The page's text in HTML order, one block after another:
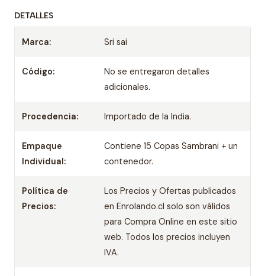
DETALLES
Marca: Sri sai
Código:
No se entregaron detalles
adicionales.
Procedencia: Importado de la India.
Empaque
Individual:
Contiene 15 Copas Sambrani + un
contenedor.
Política de
Precios:
Los Precios y Ofertas publicados
en Enrolando.cl solo son válidos
para Compra Online en este sitio
web. Todos los precios incluyen
IVA.